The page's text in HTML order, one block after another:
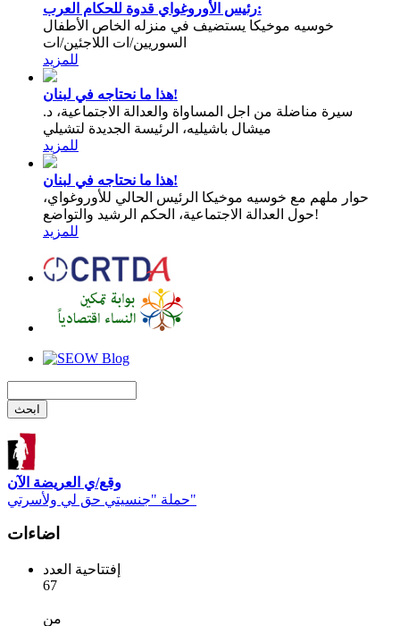
رئيس الأوروغواي قدوة للحكام العرب:
خوسيه موخيكا يستضيف في منزله الخاص الأطفال
السوريين/ات اللاجئين/ات
للمزيد
هذا ما نحتاجه في لبنان!
سيرة مناضلة من اجل المساواة والعدالة الاجتماعية، د.
ميشال باشيليه، الرئيسة الجديدة لتشيلي
للمزيد
هذا ما نحتاجه في لبنان!
حوار ملهم مع خوسيه موخيكا الرئيس الحالي للأوروغواي،
حول العدالة الاجتماعية، الحكم الرشيد والتواضع!
للمزيد
وقع/ي العريضة الآن
حملة "جنسيتي حق لي ولأسرتي"
اضاءات
إفتتاحية العدد
67
من